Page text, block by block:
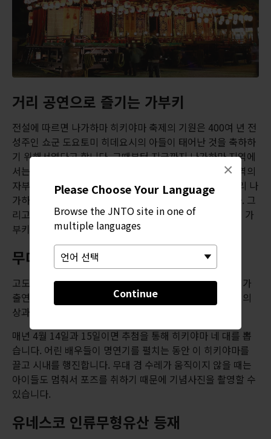
Please Choose Your Language
Browse the JNTO site in one of
multiple languages
Continue
×
거리 공연으로 즐기는 가부키
전설에 따르면 나가하마 히키야마 축제의 기원은 400여 년 전
성주인 쇼군 도요토미 히데요시의 아들이 태어난 것을 축하하
기 위해서였다고 합니다. 그때부터 지금까지 나가하마 지역에
서는 거대한 히키야마 수레를 멋지게 만들어 선보이며 지역의
자부심으로 지켜왔습니다. 일본의 다른 수레 축제와는 달리 나
가하마의 히키야마는 일종의 이동식 무대로도 사용됩니다. 그
리고 이 무대에서 열리는 공연인 고도모 가부키, 즉 어린이 가
부키도 또 하나의 진귀한 볼거리입니다.
무대 위의 아역 배우
고도모 가부키에는 만 5살부터 12살까지의 어린 남자아이가
출연합니다. 방학 대부분을 투자해 가부키 공연을 익히고, 의
상과 분장까지 제대로 준비합니다.
매년 4월 14일과 15일이면 추첨을 통해 히키야마 네 대를 뽑
습니다. 어린 배우들이 명연기를 펼치는 동안 이 히키야마를
끌고 시내를 행진합니다. 무대 겸 수레가 움직이지 않을 때는
아이들도 멈춰서 포즈를 취하기 때문에 기념사진을 촬영할 수
있습니다.
유네스코 인류무형유산 등재